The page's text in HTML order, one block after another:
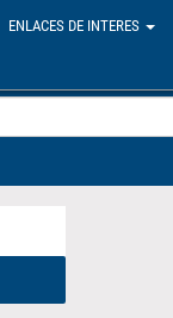
ENLACES DE INTERES